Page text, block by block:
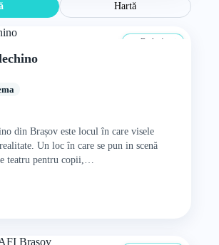
Hartă
De la 4 ani
din Brașov este locul în care visele
Un loc în care se pun in scenă
teatru pentru copii,…